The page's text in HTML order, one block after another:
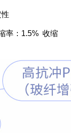
率：1.5% 收缩